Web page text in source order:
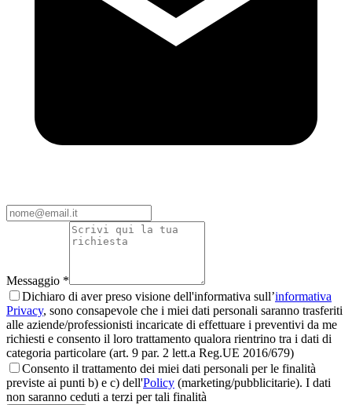
Messaggio *
Dichiaro di aver preso visione dell'informativa sull’informativa
Privacy, sono consapevole che i miei dati personali saranno trasferiti
alle aziende/professionisti incaricate di effettuare i preventivi da me
richiesti e consento il loro trattamento qualora rientrino tra i dati di
categoria particolare (art. 9 par. 2 lett.a Reg.UE 2016/679)
Consento il trattamento dei miei dati personali per le finalità
previste ai punti b) e c) dell'Policy (marketing/pubblicitarie). I dati
non saranno ceduti a terzi per tali finalità